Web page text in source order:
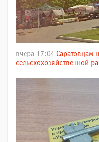
вчера 17:04 Саратовцам
сельскохозяйственной